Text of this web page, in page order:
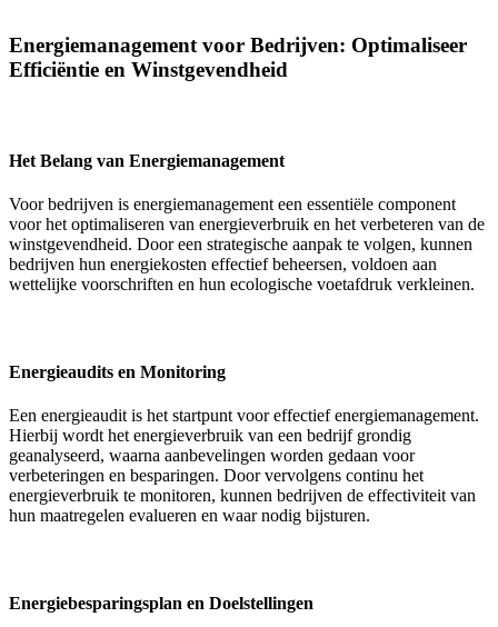
Energiemanagement voor Bedrijven: Optimaliseer
Efficiëntie en Winstgevendheid
Het Belang van Energiemanagement
Voor bedrijven is energiemanagement een essentiële component
voor het optimaliseren van energieverbruik en het verbeteren van de
winstgevendheid. Door een strategische aanpak te volgen, kunnen
bedrijven hun energiekosten effectief beheersen, voldoen aan
wettelijke voorschriften en hun ecologische voetafdruk verkleinen.
Energieaudits en Monitoring
Een energieaudit is het startpunt voor effectief energiemanagement.
Hierbij wordt het energieverbruik van een bedrijf grondig
geanalyseerd, waarna aanbevelingen worden gedaan voor
verbeteringen en besparingen. Door vervolgens continu het
energieverbruik te monitoren, kunnen bedrijven de effectiviteit van
hun maatregelen evalueren en waar nodig bijsturen.
Energiebesparingsplan en Doelstellingen